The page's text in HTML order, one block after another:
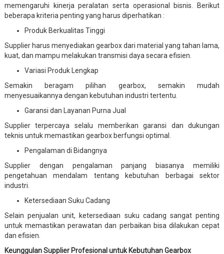
memengaruhi kinerja peralatan serta operasional bisnis. Berikut
beberapa kriteria penting yang harus diperhatikan :
Produk Berkualitas Tinggi
Supplier harus menyediakan gearbox dari material yang tahan lama,
kuat, dan mampu melakukan transmisi daya secara efisien.
Variasi Produk Lengkap
Semakin beragam pilihan gearbox, semakin mudah
menyesuaikannya dengan kebutuhan industri tertentu.
Garansi dan Layanan Purna Jual
Supplier terpercaya selalu memberikan garansi dan dukungan
teknis untuk memastikan gearbox berfungsi optimal.
Pengalaman di Bidangnya
Supplier dengan pengalaman panjang biasanya memiliki
pengetahuan mendalam tentang kebutuhan berbagai sektor
industri.
Ketersediaan Suku Cadang
Selain penjualan unit, ketersediaan suku cadang sangat penting
untuk memastikan perawatan dan perbaikan bisa dilakukan cepat
dan efisien.
Keunggulan Supplier Profesional untuk Kebutuhan Gearbox